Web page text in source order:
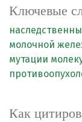
Ключевые
молочной
мутации
Как